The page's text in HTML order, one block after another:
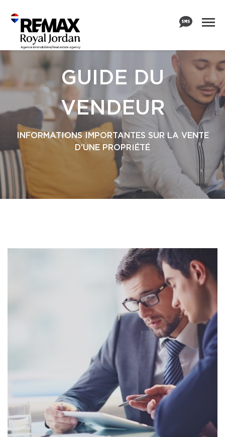
GUIDE DU
VENDEUR
INFORMATIONS IMPORTANTES SUR LA VENTE
D’UNE PROPRIÉTÉ